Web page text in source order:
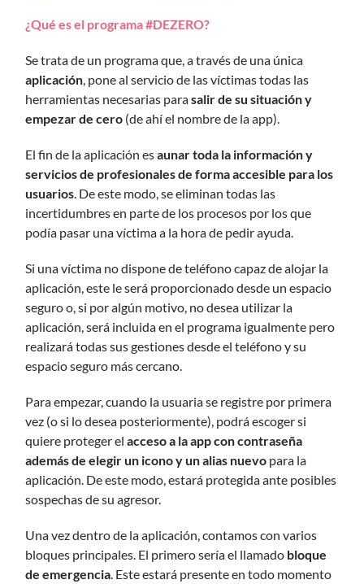
¿Qué es el programa #DEZERO?
Se trata de un programa que, a través de una única
aplicación , pone al servicio de las víctimas todas las
herramientas necesarias parasalir de su situación y
empezar de cero (de ahí el nombre de la app).
El fin de la aplicación esaunar toda la información y
servicios de profesionales de forma accesible para los
usuarios . De este modo, se eliminan todas las
incertidumbres en parte de los procesos por los que
podía pasar una víctima a la hora de pedir ayuda.
Si una víctima no dispone de teléfono capaz de alojar la
aplicación, este le será proporcionado desde un espacio
seguro o, si por algún motivo, no desea utilizar la
aplicación, será incluida en el programa igualmente pero
realizará todas sus gestiones desde el teléfono y su
espacio seguro más cercano.
Para empezar, cuando la usuaria se registre por primera
vez (o si lo desea posteriormente), podrá escoger si
quiere proteger elacceso a la app con contraseña
además de elegir un icono y un alias nuevo para la
aplicación. De este modo, estará protegida ante posibles
sospechas de su agresor.
Una vez dentro de la aplicación, contamos con varios
bloques principales. El primero sería el llamado bloque
de emergencia . Este estará presente en todo momento